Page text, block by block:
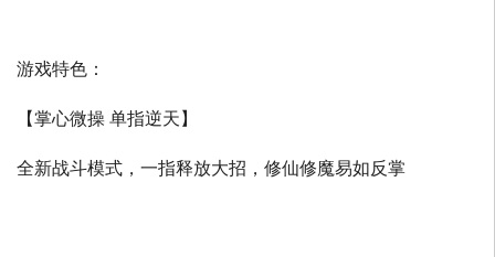
游戏特色：
【掌心微操 单指逆天】
全新战斗模式，一指释放大招，修仙修魔易如反掌